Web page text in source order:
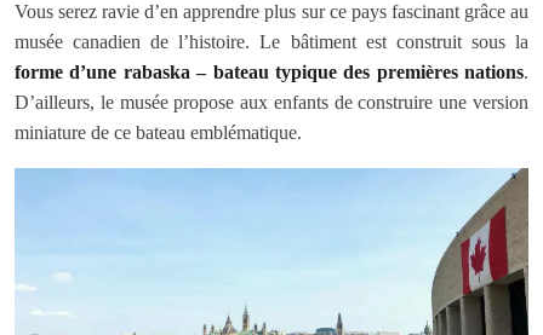
Vous serez ravie d’en apprendre plus sur ce pays fascinant grâce au
musée canadien de l’histoire. Le bâtiment est construit sous la
forme d’une rabaska – bateau typique des premières nations.
D’ailleurs, le musée propose aux enfants de construire une version
miniature de ce bateau emblématique.